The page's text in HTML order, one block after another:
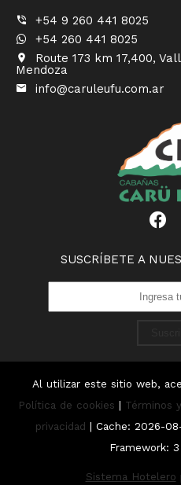
+54 9 260 441 8025
+54 260 441 8025
Route 173 km 17,400,
Mendoza
info@caruleufu.com.ar
SUSCRÍBETE A
Al utilizar este sitio web,
Política de cookies | Términos
privacidad | Cache: 2026-
Framework: 3
Sistema Hotelero